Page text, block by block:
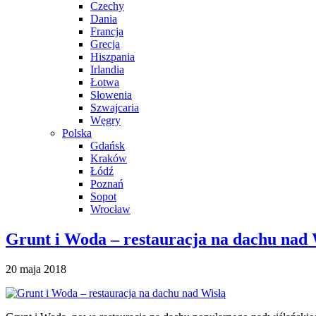
Czechy
Dania
Francja
Grecja
Hiszpania
Irlandia
Łotwa
Słowenia
Szwajcaria
Węgry
Polska
Gdańsk
Kraków
Łódź
Poznań
Sopot
Wrocław
Grunt i Woda – restauracja na dachu nad
20 maja 2018